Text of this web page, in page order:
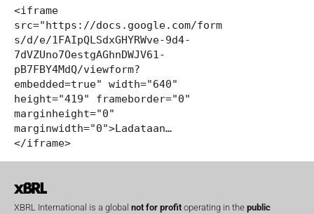
<iframe
src="https://docs.google.com/form
s/d/e/1FAIpQLSdxGHYRWve-9d4-
7dVZUno7OestgAGhnDWJV61-
pB7FBY4MdQ/viewform?
embedded=true" width="640"
height="419" frameborder="0"
marginheight="0"
marginwidth="0">Ladataan…
</iframe>
XBRL International is a global not for profit operating in the public